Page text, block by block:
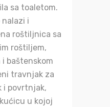
sa toaletom.
nalazi i
roštiljnica sa
roštiljem,
i baštenskom
travnjak za
i povrtnjak,
u kojoj